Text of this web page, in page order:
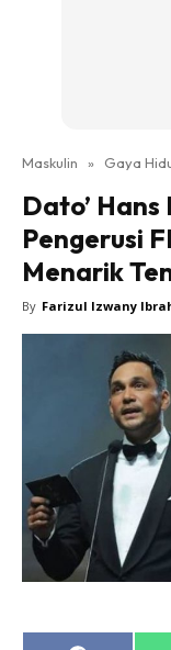
Maskulin » Gaya
Dato’
Pengerusi
Menarik
By Farizul Izwany